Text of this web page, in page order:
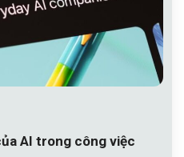
AI trong công việc